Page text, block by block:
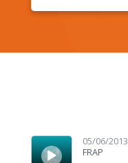
Lecteur audio 05/06/2013
FRAP